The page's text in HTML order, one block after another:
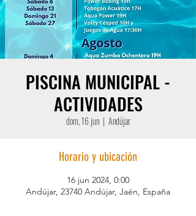
PISCINA MUNICIPAL -
ACTIVIDADES
dom, 16 jun
  |
Andújar
Horario y ubicación
16 jun 2024, 0:00
Andújar, 23740 Andújar, Jaén, España